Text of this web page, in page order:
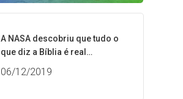
A NASA descobriu que tudo o
que diz a Bíblia é real…
06/12/2019